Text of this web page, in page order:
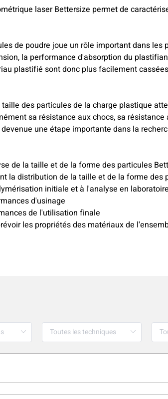
laser Bettersize permet de
de poudre joue un rôle important dans
la performance d'absorption du
plastifié sont donc plus facilement
taille des particules de la charge plastique
sa résistance aux chocs, sa
une étape importante dans la
de la taille et de la forme des particules
la distribution de la taille et de la forme des
initiale et à l'analyse en
d'usinage
de l'utilisation finale
les propriétés des matériaux de